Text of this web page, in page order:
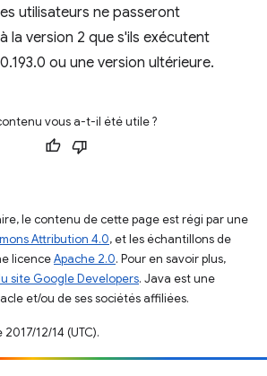
utilisateurs ne passeront
la version 2 que s'ils exécutent
ou une version ultérieure.
vous a-t-il été utile ?
le contenu de cette page est régi par une
Attribution 4.0, et les échantillons de
licenceApache 2.0. Pour en savoir plus,
site Google Developers. Java est une
et/ou de ses sociétés affiliées.
12/14 (UTC).